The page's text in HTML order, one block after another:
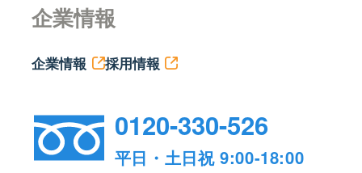
企業情報
企業情報 採用情報
0120-330-526
平日・土日祝 9:00-18:00